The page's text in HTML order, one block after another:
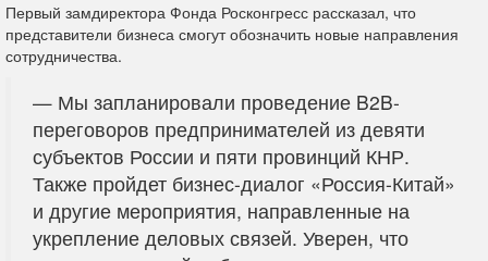
Первый замдиректора Фонда Росконгресс рассказал, что
представители бизнеса смогут обозначить новые направления
сотрудничества.
— Мы запланировали проведение B2B-
переговоров предпринимателей из девяти
субъектов России и пяти провинций КНР.
Также пройдет бизнес-диалог «Россия-Китай»
и другие мероприятия, направленные на
укрепление деловых связей. Уверен, что